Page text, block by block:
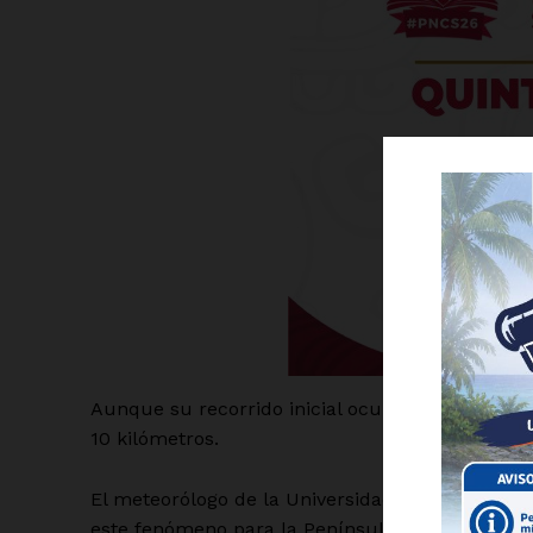
Del
Aunque su recorrido inicial ocurre a una
10 kilómetros.
El meteorólogo de la Universidad Autónoma